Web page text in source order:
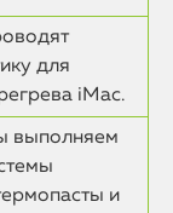
для
iMac.
выполняем
и